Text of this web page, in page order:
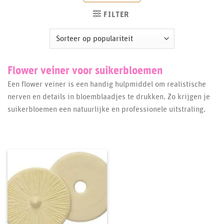
FILTER
Flower veiner voor suikerbloemen
Een flower veiner is een handig hulpmiddel om realistische
nerven en details in bloemblaadjes te drukken. Zo krijgen je
suikerbloemen een natuurlijke en professionele uitstraling.